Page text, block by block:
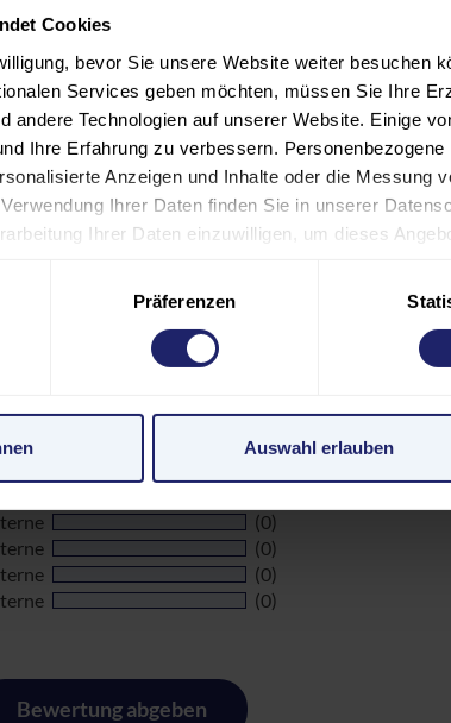
Cookies
bevor Sie unsere Website weiter besuchen
Services geben möchten, müssen Sie Ihre
andere Technologien auf unserer Website. Einige
Ihre Erfahrung zu verbessern.
Anzeigen und Inhalte oder die Messung
Ihrer Daten finden Sie in unserer
Ihrer Daten einzuwilligen, um dieses
nicht alle Funktionen der Website verfügbar
in den USA gemäß Art. 49 (1) lit. a GDPR ein. Der
Präferenzen
Auswahl erlauben
TEILNEHMER:INNENKREIS
REFERENT:INNEN
VERANSTALTUNGSORT UND HOTEL
GEBÜHREN UND FÖRDERMÖGLICHKEITEN
von 5)
(0)
(0)
(0)
(0)
Bewertung abgeben